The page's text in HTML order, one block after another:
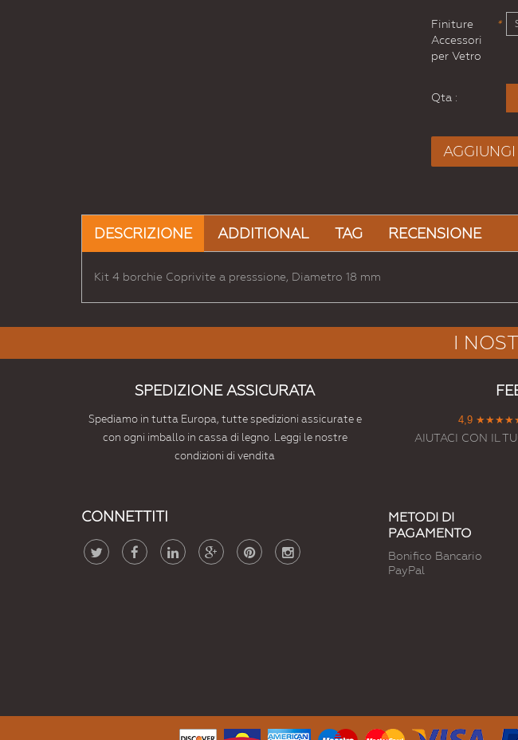
*
Finiture
Accessori
per Vetro
Qta :
DESCRIZIONE ADDITIONAL TAG RECENSIONE
Kit 4 borchie Coprivite a presssione, Diametro 18 mm
I
SPEDIZIONE ASSICURATA
Spediamo in tutta Europa, tutte spedizioni assicurate e
con ogni imballo in cassa di legno. Leggi le nostre
condizioni di vendita
4,9
AIUTACI CON IL
CONNETTITI
METODI DI
PAGAMENTO
Bonifico Bancario
PayPal